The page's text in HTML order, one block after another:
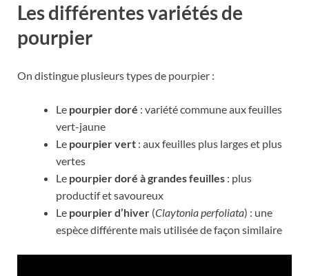
Les différentes variétés de
pourpier
On distingue plusieurs types de pourpier :
Le pourpier doré : variété commune aux feuilles
vert-jaune
Le pourpier vert : aux feuilles plus larges et plus
vertes
Le pourpier doré à grandes feuilles : plus
productif et savoureux
Le pourpier d’hiver (Claytonia perfoliata) : une
espèce différente mais utilisée de façon similaire